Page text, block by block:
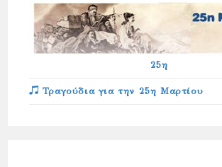
25η
Τραγούδια για την 25η Μαρτίου